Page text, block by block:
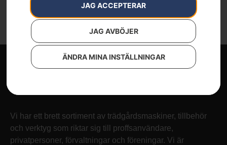
JAG ACCEPTERAR
JAG AVBÖJER
ÄNDRA MINA INSTÄLLNINGAR
Vi har ett brett sortiment av trädgårdsmaskiner, tillbehör
och verktyg som riktar sig till proffsanvändare,
privatpersoner, förvaltningar och föreningar. Vi är